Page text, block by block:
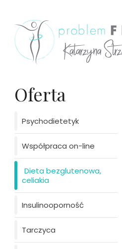
Oferta
Psychodietetyk
Współpraca on-line
Dieta bezglutenowa,
celiakia
Insulinooporność
Tarczyca